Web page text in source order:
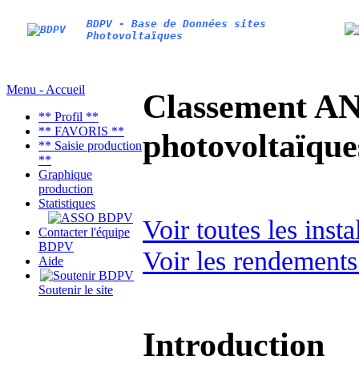
BDPV - Base de Données sites
Photovoltaïques
Menu - Accueil
** Profil **
** FAVORIS **
** Saisie production
**
Graphique
production
Statistiques
Contacter l'équipe
BDPV
Aide
Soutenir le site
Classement
Voir toutes les
Voir les
Introduction